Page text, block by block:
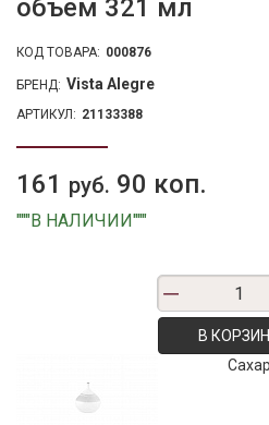
объем 321 мл
КОД ТОВАРА: 000876
БРЕНД: Vista Alegre
АРТИКУЛ: 21133388
161 руб. 90 коп.
"""В НАЛИЧИИ"""
В